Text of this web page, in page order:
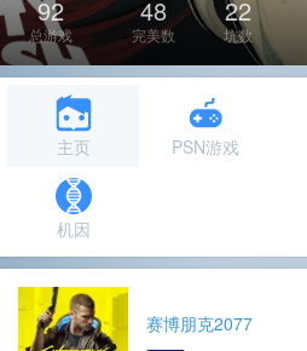
92
总游戏
48
完美数
22
坑数
主页 PSN游戏
机因
赛博朋克2077